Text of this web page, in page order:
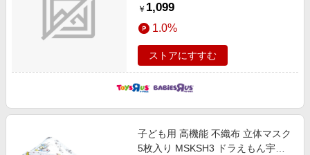
￥ 1,099
1.0%
ストアにすすむ
子ども用 高機能 不織布 立体マスク
5枚入り MSKSH3 ドラえもん宇宙